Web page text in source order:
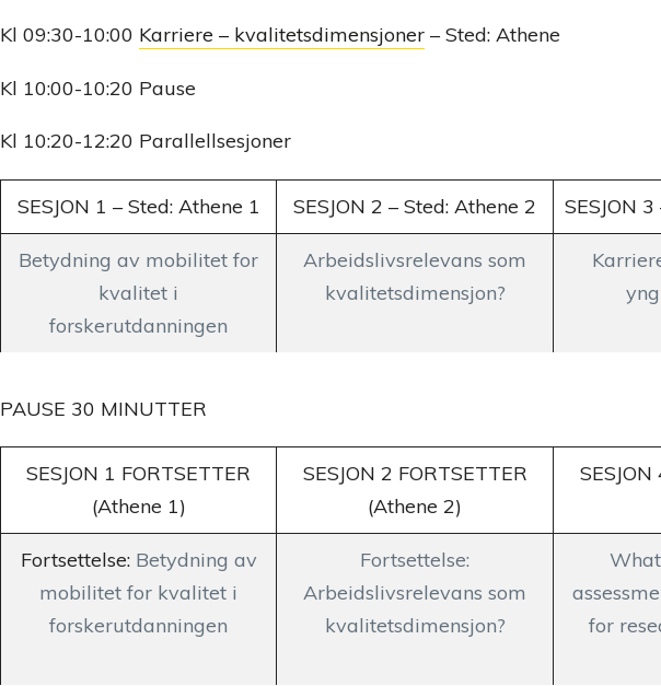
Kl 09:30-10:00 Karriere – kvalitetsdimensjoner – Sted: Athene
Kl 10:00-10:20 Pause
Kl 10:20-12:20 Parallellsesjoner
SESJON 1 – Sted: Athene 1 SESJON 2 – Sted: Athene 2 SESJON
Betydning av mobilitet for
kvalitet i
forskerutdanningen
Arbeidslivsrelevans som
kvalitetsdimensjon?
PAUSE 30 MINUTTER
SESJON 1 FORTSETTER
(Athene 1)
SESJON 2 FORTSETTER
(Athene 2)
Fortsettelse: Betydning av
mobilitet for kvalitet i
forskerutdanningen
Fortsettelse:
Arbeidslivsrelevans som
kvalitetsdimensjon?
for